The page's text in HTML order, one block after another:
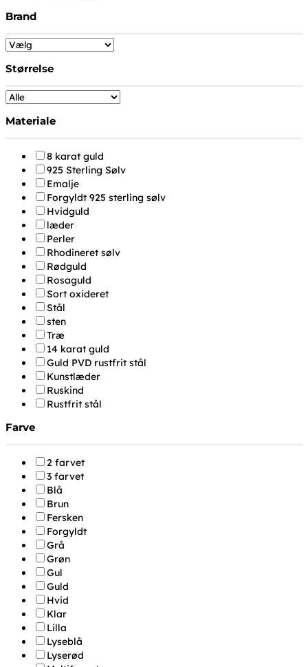
Brand
Størrelse
Materiale
8 karat guld
925 Sterling Sølv
Emalje
Forgyldt 925 sterling sølv
Hvidguld
læder
Perler
Rhodineret sølv
Rødguld
Rosaguld
Sort oxideret
Stål
sten
Træ
14 karat guld
Guld PVD rustfrit stål
Kunstlæder
Ruskind
Rustfrit stål
Farve
2 farvet
3 farvet
Blå
Brun
Fersken
Forgyldt
Grå
Grøn
Gul
Guld
Hvid
Klar
Lilla
Lyseblå
Lyserød